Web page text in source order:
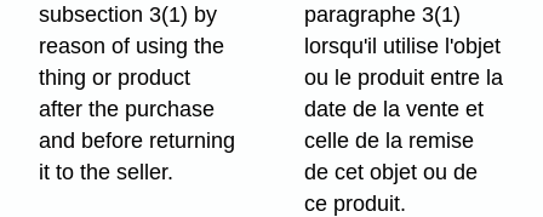
subsection 3(1) by
reason of using the
thing or product
after the purchase
and before returning
it to the seller.
paragraphe 3(1)
lorsqu'il utilise l'objet
ou le produit entre la
date de la vente et
celle de la remise
de cet objet ou de
ce produit.